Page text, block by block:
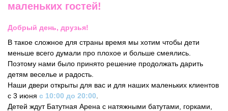
маленьких гостей!
Добрый день, друзья!
В такое сложное для страны время мы хотим чтобы дети
меньше всего думали про плохое и больше смеялись.
Поэтому нами было принято решение продолжать дарить
детям веселье и радость.
Наши двери открыты для вас и для наших маленьких клиентов
с 3 июня с 10:00 до 20:00
Детей ждут Батутная Арена с натяжными батутами, горками,